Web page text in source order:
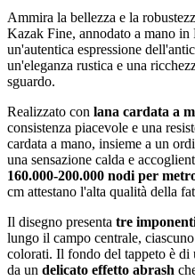
Ammira la bellezza e la
Kazak Fine, annodato a mano in
un'autentica espressione
un'eleganza rustica e una
sguardo.
Realizzato con lana cardata a
consistenza piacevole e una
cardata a mano, insieme a un
una sensazione calda e
160.000-200.000 nodi per
cm attestano l'alta qualità della
Il disegno presenta tre
lungo il campo centrale,
colorati. Il fondo del tappeto è di
da un delicato effetto abrash